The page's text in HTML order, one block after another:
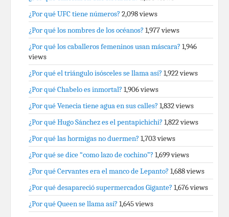
¿Por qué UFC tiene números? 2,098 views
¿Por qué los nombres de los océanos? 1,977 views
¿Por qué los caballeros femeninos usan máscara? 1,946
views
¿Por qué el triángulo isósceles se llama así? 1,922 views
¿Por qué Chabelo es inmortal? 1,906 views
¿Por qué Venecia tiene agua en sus calles? 1,832 views
¿Por qué Hugo Sánchez es el pentapichichi? 1,822 views
¿Por qué las hormigas no duermen? 1,703 views
¿Por qué se dice “como lazo de cochino”? 1,699 views
¿Por qué Cervantes era el manco de Lepanto? 1,688 views
¿Por qué desapareció supermercados Gigante? 1,676 views
¿Por qué Queen se llama así? 1,645 views